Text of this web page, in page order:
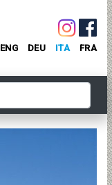
ENG DEU ITA FRA